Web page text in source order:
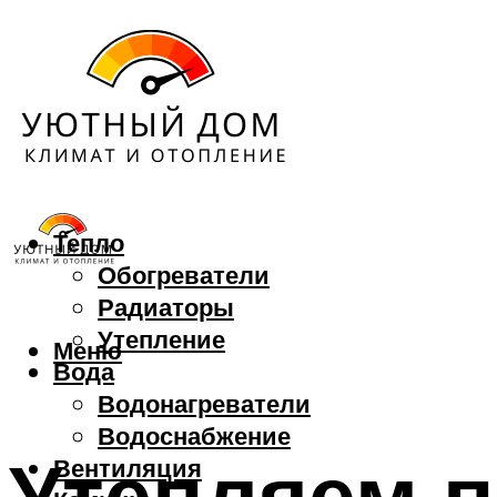
Тепло
Обогреватели
Радиаторы
Утепление
Вода
Водонагреватели
Водоснабжение
Вентиляция
Меню